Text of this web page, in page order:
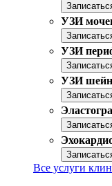
УЗИ
УЗИ
УЗИ
Все услуги